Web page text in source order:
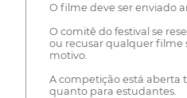
O filme deve ser enviado
O comitê do festival se
ou recusar qualquer
motivo.
A competição está aberta
quanto para estudantes.